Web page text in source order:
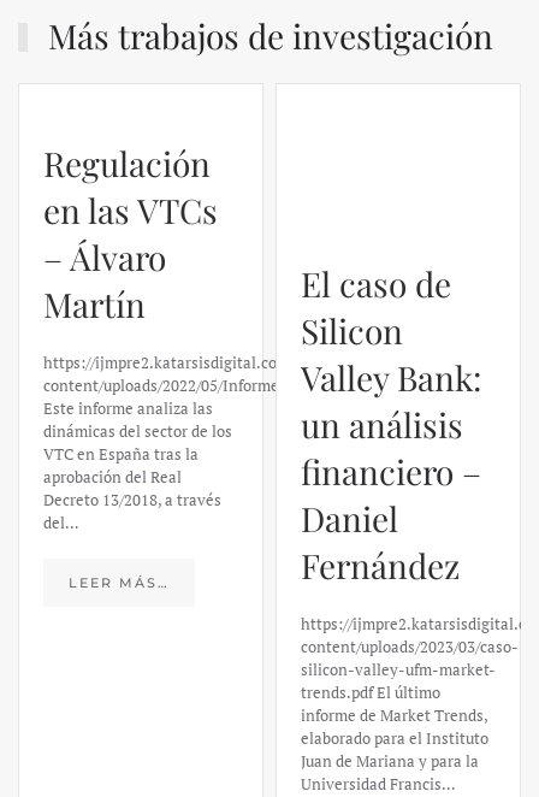
Más trabajos de investigación
Regulación
en las VTCs
– Álvaro
Martín
https://ijmpre2.katarsisdigital.com/wp-
content/uploads/2022/05/Informe_sobre_las_VTC.pdf
Este informe analiza las
dinámicas del sector de los
VTC en España tras la
aprobación del Real
Decreto 13/2018, a través
del…
LEER MÁS…
El caso de
Silicon
Valley Bank:
un análisis
financiero –
Daniel
Fernández
https://
content/uploads/2023/03/caso-
silicon-valley-ufm-market-
trends.pdf El último
informe de Market Trends,
elaborado para el Instituto
Juan de Mariana y para la
Universidad Francis…